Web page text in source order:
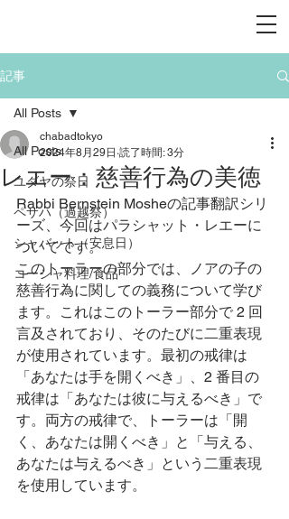
記事
All Posts
ユダヤの祭日
ペサハ（過越祭）
シャバット（安息日）
コーシャ料理/食品
All Posts
レエー：慈善行為の美徳
chabadtokyo
2024年8月29日 読了時間: 3分
Rabbi Bernstein Mosheの記事翻訳シリ
ーズ、今回はパラシャット・レエーに
ついてです。
このトーラーの部分では、ノアの子の
慈善行為に関しての義務について学び
ます。これはこのトーラー部分で 2 回
言及されており、そのたびに二重表現
が使用されています。最初の戒律は
「あなたは手を開くべき」、2 番目の
戒律は「あなたは彼に与えるべき」で
す。両方の戒律で、トーラーは「開
く、あなたは開くべき」と「与える、
あなたは与えるべき」という二重表現
を使用しています。